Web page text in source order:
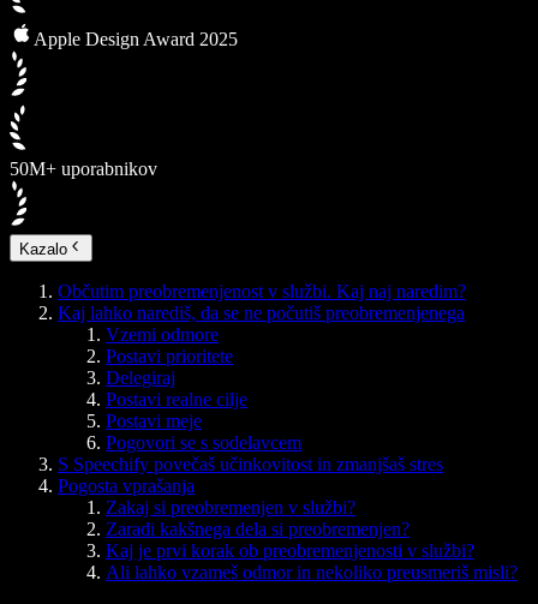
Apple Design Award 2025
50M+ uporabnikov
Kazalo
Občutim preobremenjenost v službi. Kaj naj naredim?
Kaj lahko narediš, da se ne počutiš preobremenjenega
Vzemi odmore
Postavi prioritete
Delegiraj
Postavi realne cilje
Postavi meje
Pogovori se s sodelavcem
S Speechify povečaš učinkovitost in zmanjšaš stres
Pogosta vprašanja
Zakaj si preobremenjen v službi?
Zaradi kakšnega dela si preobremenjen?
Kaj je prvi korak ob preobremenjenosti v službi?
Ali lahko vzameš odmor in nekoliko preusmeriš misli?